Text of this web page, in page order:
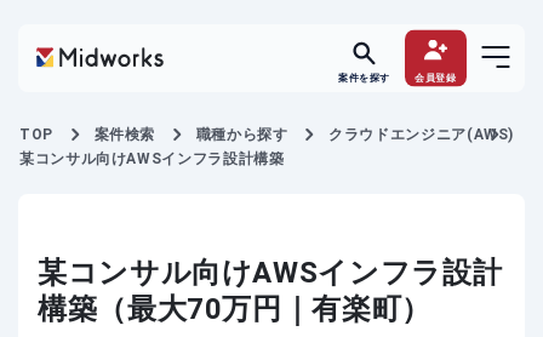
案件を探す 会員登録
TOP 案件検索 職種から探す
クラウドエンジニア(AWS)
某コンサル向けAWSインフラ設計構築
某コンサル向けAWSインフラ設計
構築（最大70万円｜有楽町）